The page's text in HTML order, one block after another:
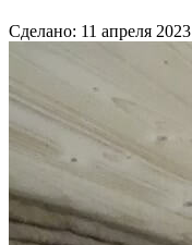
Сделано: 11 апреля 2023